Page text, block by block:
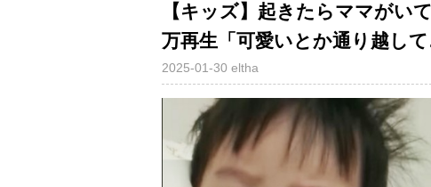
【キッズ】起きたらママがい
万再生「可愛いとか通り越し
2025-01-30 eltha